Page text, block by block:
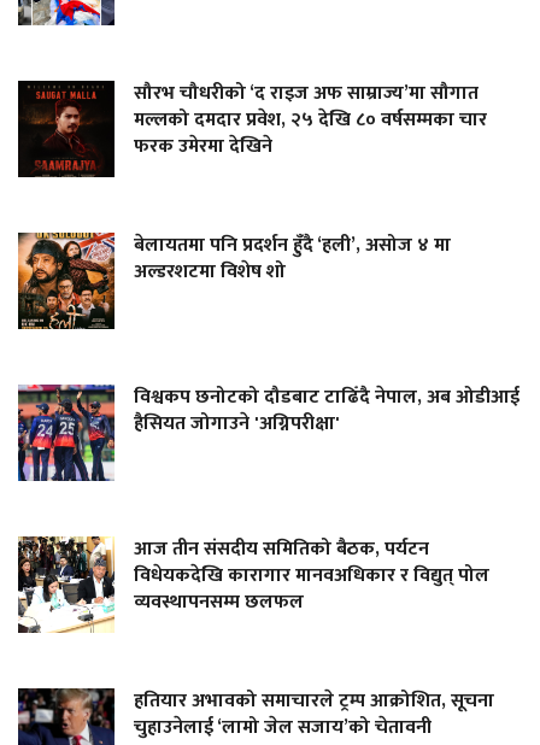
सौरभ चौधरीको ‘द राइज अफ साम्राज्य’मा सौगात
मल्लको दमदार प्रवेश, २५ देखि ८० वर्षसम्मका चार
फरक उमेरमा देखिने
बेलायतमा पनि प्रदर्शन हुँदै ‘हली’, असोज ४ मा
अल्डरशटमा विशेष शो
विश्वकप छनोटको दौडबाट टाढिँदै नेपाल, अब ओडीआई
हैसियत जोगाउने 'अग्निपरीक्षा'
आज तीन संसदीय समितिको बैठक, पर्यटन
विधेयकदेखि कारागार मानवअधिकार र विद्युत् पोल
व्यवस्थापनसम्म छलफल
हतियार अभावको समाचारले ट्रम्प आक्रोशित, सूचना
चुहाउनेलाई ‘लामो जेल सजाय’को चेतावनी